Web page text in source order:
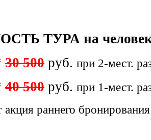
ТУРА на
30 500 руб. при 2-мест.
40 500 руб. при 1-мест.
акция раннего